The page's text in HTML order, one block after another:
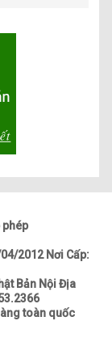
phép
2012 Nơi Cấp:
Bản Nội Địa
toàn quốc